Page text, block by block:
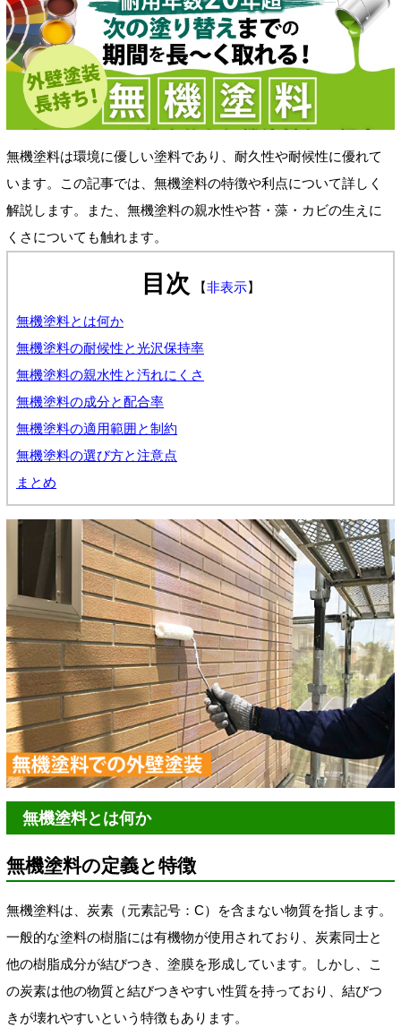
無機塗料は環境に優しい塗料であり、耐久性や耐候性に優れて
います。この記事では、無機塗料の特徴や利点について詳しく
解説します。また、無機塗料の親水性や苔・藻・カビの生えに
くさについても触れます。
目次 【非表示】
無機塗料とは何か
無機塗料の耐候性と光沢保持率
無機塗料の親水性と汚れにくさ
無機塗料の成分と配合率
無機塗料の適用範囲と制約
無機塗料の選び方と注意点
まとめ
無機塗料とは何か
無機塗料の定義と特徴
無機塗料は、炭素（元素記号：C）を含まない物質を指します。
一般的な塗料の樹脂には有機物が使用されており、炭素同士と
他の樹脂成分が結びつき、塗膜を形成しています。しかし、こ
の炭素は他の物質と結びつきやすい性質を持っており、結びつ
きが壊れやすいという特徴もあります。